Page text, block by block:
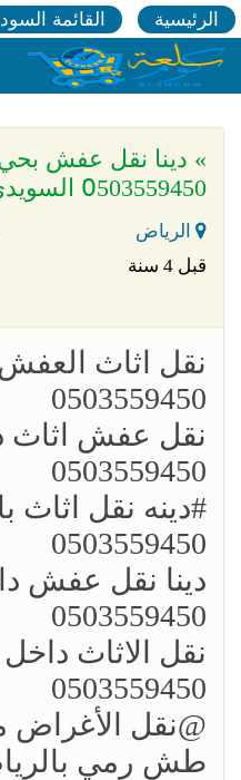
الرئيسية القائمة
» دينا نقل عفش بحي
0َ503559450 السويدي الزهرة البديعة شبرا
الرياض
قبل 4 سنة
؜نقل اثاث العفش
0503559450
؜نقل عفش اثاث
0503559450
؜؜#دينه نقل اثاث
0503559450
؜دينا نقل عفش
0503559450
؜نقل الاثاث
0503559450
؜؜@نقل الأغراض
طش رمي بالرياض